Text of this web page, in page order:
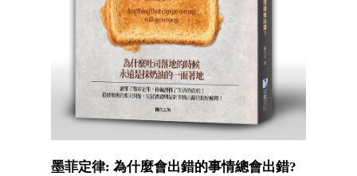
墨菲定律: 為什麼會出錯的事情總會出錯?